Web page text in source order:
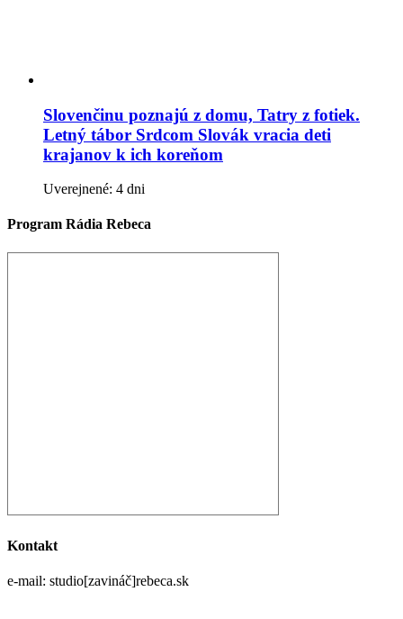
Slovenčinu poznajú z domu, Tatry z fotiek.
Letný tábor Srdcom Slovák vracia deti
krajanov k ich koreňom
Uverejnené: 4 dni
Program Rádia Rebeca
Kontakt
e-mail: studio[zavináč]rebeca.sk